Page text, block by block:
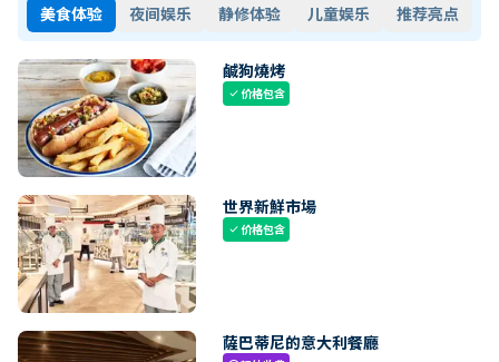
美食体验 夜间娱乐 静修体验 儿童娱乐 推荐亮点
鹹狗燒烤
check价格包含
世界新鮮市場
check价格包含
薩巴蒂尼的意大利餐廳